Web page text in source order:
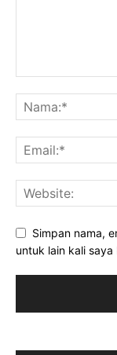
Simpan nama,
untuk lain kali saya